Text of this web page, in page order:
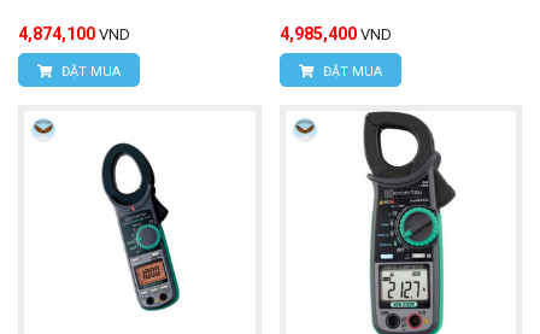
4,874,100 VND
ĐẶT MUA
4,985,400 VND
ĐẶT MUA